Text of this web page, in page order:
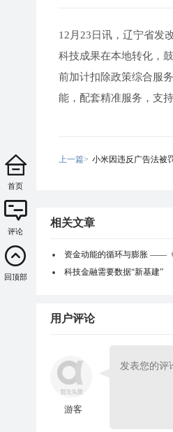
12月23日讯，辽宁省发
科技成果在本地转化，
前加计扣除政策综合服
能，配套精准服务，支
上一篇> 小米因违反广告法被
相关文章
资金动能的循环与膨胀 ——
科技金融需要数据“新基建”
用户评论
游客
首页
评论
回顶部